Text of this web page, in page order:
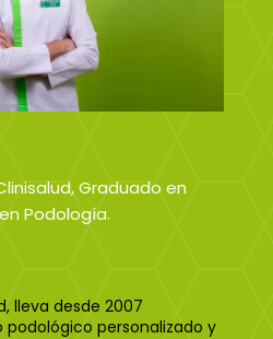
Graduado en
Podología.
lleva desde 2007
personalizado y